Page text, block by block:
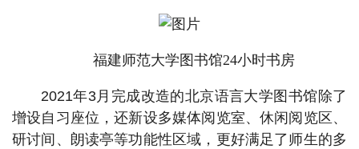
福建师范大学图书馆24小时书房
2021年3月完成改造的北京语言大学图书馆除了
增设自习座位，还新设多媒体阅览室、休闲阅览区、
研讨间、朗读亭等功能性区域，更好满足了师生的多